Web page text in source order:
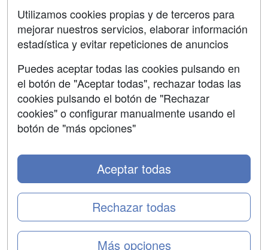
Contactar
Confidencialidad
Aviso legal
Copyleft
Utilizamos cookies propias y de terceros para
mejorar nuestros servicios, elaborar información
estadística y evitar repeticiones de anuncios
Puedes aceptar todas las cookies pulsando en
el botón de "Aceptar todas", rechazar todas las
cookies pulsando el botón de "Rechazar
cookies" o configurar manualmente usando el
botón de "más opciones"
Más opciones
Rechazar todas
Aceptar todas